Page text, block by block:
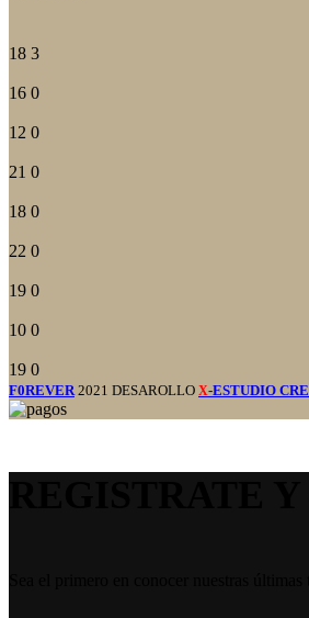
18 3
16 0
12 0
21 0
18 0
22 0
19 0
10 0
19 0
F0REVER 2021 DESAROLLO X-ESTUDIO